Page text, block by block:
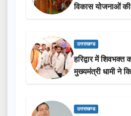
विकास योजनाओं की
ने किया लोकार्पण-
उत्तराखण्ड
हरिद्वार में शिवभक्त
मुख्यमंत्री धामी ने
उत्तराखण्ड